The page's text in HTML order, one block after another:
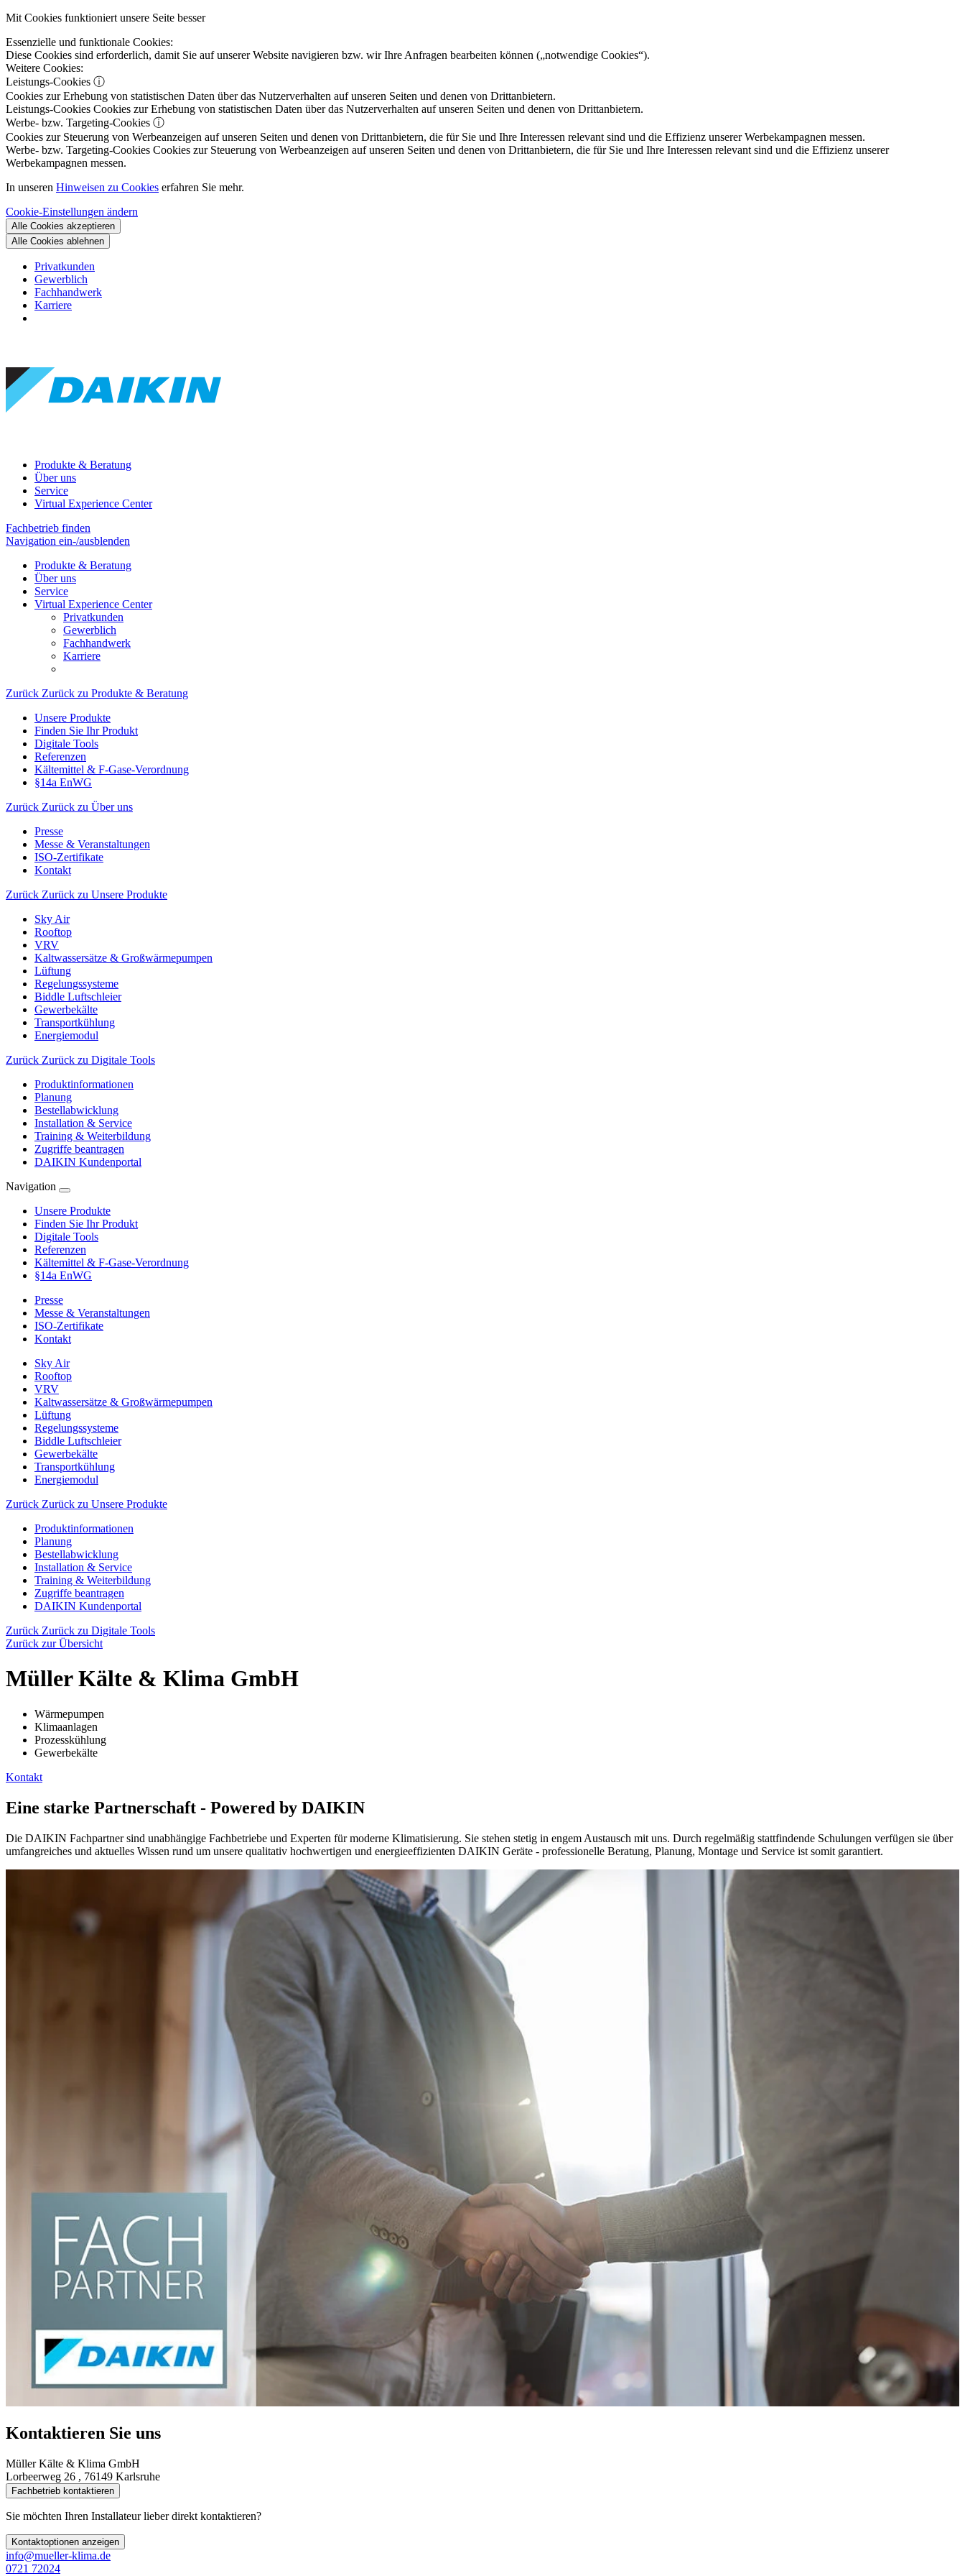
Mit Cookies funktioniert unsere Seite besser
Essenzielle und funktionale Cookies:
Diese Cookies sind erforderlich, damit Sie auf unserer Website navigieren bzw. wir Ihre Anfragen bearbeiten können („notwendige Cookies“).
Weitere Cookies:
Leistungs-Cookies ⓘ
Cookies zur Erhebung von statistischen Daten über das Nutzerverhalten auf unseren Seiten und denen von Drittanbietern.
Leistungs-Cookies Cookies zur Erhebung von statistischen Daten über das Nutzerverhalten auf unseren Seiten und denen von Drittanbietern.
Werbe- bzw. Targeting-Cookies ⓘ
Cookies zur Steuerung von Werbeanzeigen auf unseren Seiten und denen von Drittanbietern, die für Sie und Ihre Interessen relevant sind und die Effizienz unserer Werbekampagnen messen.
Werbe- bzw. Targeting-Cookies Cookies zur Steuerung von Werbeanzeigen auf unseren Seiten und denen von Drittanbietern, die für Sie und Ihre Interessen relevant sind und die Effizienz unserer
Werbekampagnen messen.
In unseren Hinweisen zu Cookies erfahren Sie mehr.
Cookie-Einstellungen ändern
Alle Cookies akzeptieren
Alle Cookies ablehnen
Privatkunden
Gewerblich
Fachhandwerk
Karriere
Produkte & Beratung
Über uns
Service
Virtual Experience Center
Fachbetrieb finden
Navigation ein-/ausblenden
Produkte & Beratung
Über uns
Service
Virtual Experience Center
Privatkunden
Gewerblich
Fachhandwerk
Karriere
Zurück Zurück zu Produkte & Beratung
Unsere Produkte
Finden Sie Ihr Produkt
Digitale Tools
Referenzen
Kältemittel & F-Gase-Verordnung
§14a EnWG
Zurück Zurück zu Über uns
Presse
Messe & Veranstaltungen
ISO-Zertifikate
Kontakt
Zurück Zurück zu Unsere Produkte
Sky Air
Rooftop
VRV
Kaltwassersätze & Großwärmepumpen
Lüftung
Regelungssysteme
Biddle Luftschleier
Gewerbekälte
Transportkühlung
Energiemodul
Zurück Zurück zu Digitale Tools
Produktinformationen
Planung
Bestellabwicklung
Installation & Service
Training & Weiterbildung
Zugriffe beantragen
DAIKIN Kundenportal
Navigation
Unsere Produkte
Finden Sie Ihr Produkt
Digitale Tools
Referenzen
Kältemittel & F-Gase-Verordnung
§14a EnWG
Presse
Messe & Veranstaltungen
ISO-Zertifikate
Kontakt
Sky Air
Rooftop
VRV
Kaltwassersätze & Großwärmepumpen
Lüftung
Regelungssysteme
Biddle Luftschleier
Gewerbekälte
Transportkühlung
Energiemodul
Zurück Zurück zu Unsere Produkte
Produktinformationen
Planung
Bestellabwicklung
Installation & Service
Training & Weiterbildung
Zugriffe beantragen
DAIKIN Kundenportal
Zurück Zurück zu Digitale Tools
Zurück zur Übersicht
Müller Kälte & Klima GmbH
Wärmepumpen
Klimaanlagen
Prozesskühlung
Gewerbekälte
Kontakt
Eine starke Partnerschaft - Powered by DAIKIN
Die DAIKIN Fachpartner sind unabhängige Fachbetriebe und Experten für moderne Klimatisierung. Sie stehen stetig in engem Austausch mit uns. Durch regelmäßig stattfindende Schulungen verfügen sie über
umfangreiches und aktuelles Wissen rund um unsere qualitativ hochwertigen und energieeffizienten DAIKIN Geräte - professionelle Beratung, Planung, Montage und Service ist somit garantiert.
Kontaktieren Sie uns
Müller Kälte & Klima GmbH
Lorbeerweg 26 , 76149 Karlsruhe
Fachbetrieb kontaktieren
Sie möchten Ihren Installateur lieber direkt kontaktieren?
Kontaktoptionen anzeigen
info@mueller-klima.de
0721 72024